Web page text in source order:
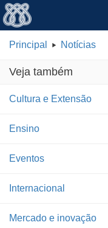
Principal Notícias
Veja também
Cultura e Extensão
Ensino
Eventos
Internacional
Mercado e inovação